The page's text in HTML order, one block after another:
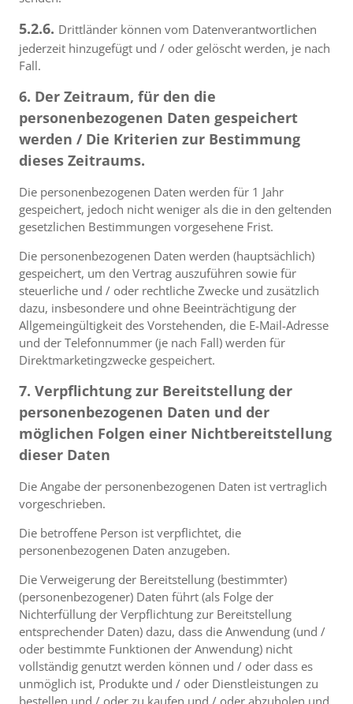
5.2.6. Drittländer können vom Datenverantwortlichen
jederzeit hinzugefügt und / oder gelöscht werden, je nach
Fall.
6. Der Zeitraum, für den die
personenbezogenen Daten gespeichert
werden / Die Kriterien zur Bestimmung
dieses Zeitraums.
Die personenbezogenen Daten werden für 1 Jahr
gespeichert, jedoch nicht weniger als die in den geltenden
gesetzlichen Bestimmungen vorgesehene Frist.
Die personenbezogenen Daten werden (hauptsächlich)
gespeichert, um den Vertrag auszuführen sowie für
steuerliche und / oder rechtliche Zwecke und zusätzlich
dazu, insbesondere und ohne Beeinträchtigung der
Allgemeingültigkeit des Vorstehenden, die E-Mail-Adresse
und der Telefonnummer (je nach Fall) werden für
Direktmarketingzwecke gespeichert.
7. Verpflichtung zur Bereitstellung der
personenbezogenen Daten und der
möglichen Folgen einer Nichtbereitstellung
dieser Daten
Die Angabe der personenbezogenen Daten ist vertraglich
vorgeschrieben.
Die betroffene Person ist verpflichtet, die
personenbezogenen Daten anzugeben.
Die Verweigerung der Bereitstellung (bestimmter)
(personenbezogener) Daten führt (als Folge der
Nichterfüllung der Verpflichtung zur Bereitstellung
entsprechender Daten) dazu, dass die Anwendung (und /
oder bestimmte Funktionen der Anwendung) nicht
vollständig genutzt werden können und / oder dass es
unmöglich ist, Produkte und / oder Dienstleistungen zu
bestellen und / oder zu kaufen und / oder abzuholen und